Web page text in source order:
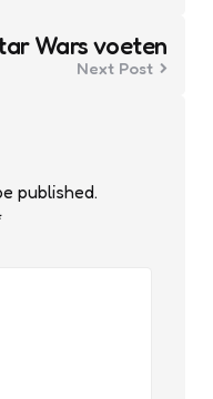
Wars voeten
Next Post
published.